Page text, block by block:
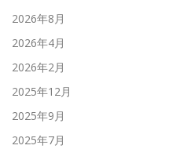
2026年8月
2026年4月
2026年2月
2025年12月
2025年9月
2025年7月